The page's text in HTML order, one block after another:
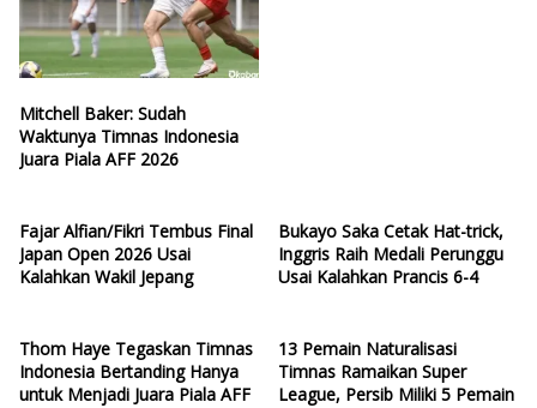
Mitchell Baker: Sudah
Waktunya Timnas Indonesia
Juara Piala AFF 2026
Fajar Alfian/Fikri Tembus Final
Japan Open 2026 Usai
Kalahkan Wakil Jepang
Bukayo Saka Cetak Hat-trick,
Inggris Raih Medali Perunggu
Usai Kalahkan Prancis 6-4
Thom Haye Tegaskan Timnas
Indonesia Bertanding Hanya
untuk Menjadi Juara Piala AFF
13 Pemain Naturalisasi
Timnas Ramaikan Super
League, Persib Miliki 5 Pemain